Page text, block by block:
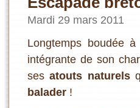
Mardi 29 mars 2011
Longtemps boudée
intégrante de son
sesatouts naturels
balader !